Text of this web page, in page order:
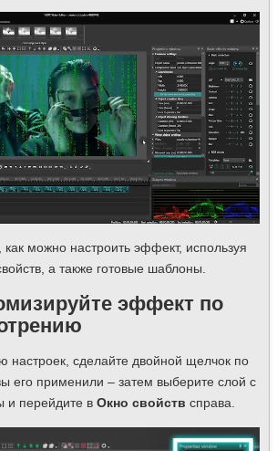
можно настроить эффект, используя
а также готовые шаблоны.
эффект по
настроек, сделайте двойной щелчок по
его применили – затем выберите слой с
перейдите в Окно свойств справа.